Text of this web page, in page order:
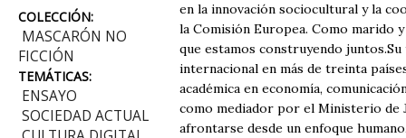
COLECCIÓN:
MASCARÓN NO
FICCIÓN
TEMÁTICAS:
ENSAYO
SOCIEDAD ACTUAL
en la innovación sociocultural y la
la Comisión Europea. Como marido
que estamos construyendo
internacional en más de treinta
académica en economía,
como mediador por el Ministerio de
afrontarse desde un enfoque